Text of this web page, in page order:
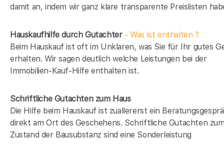
damit an, indem wir ganz klare transparente Preislisten
Hauskaufhilfe durch Gutachter- Was ist enthalten ?
Beim Hauskauf ist oft im Unklaren, was Sie für Ihr gutes
erhalten. Wir sagen deutlich welche Leistungen bei der
Immobilien-Kauf-Hilfe enthalten ist.
Schriftliche Gutachten zum Haus
Die Hilfe beim Hauskauf ist zuallererst ein
direkt am Ort des Geschehens. Schriftliche Gutachten
Zustand der Bausubstanz sind eine Sonderleistung